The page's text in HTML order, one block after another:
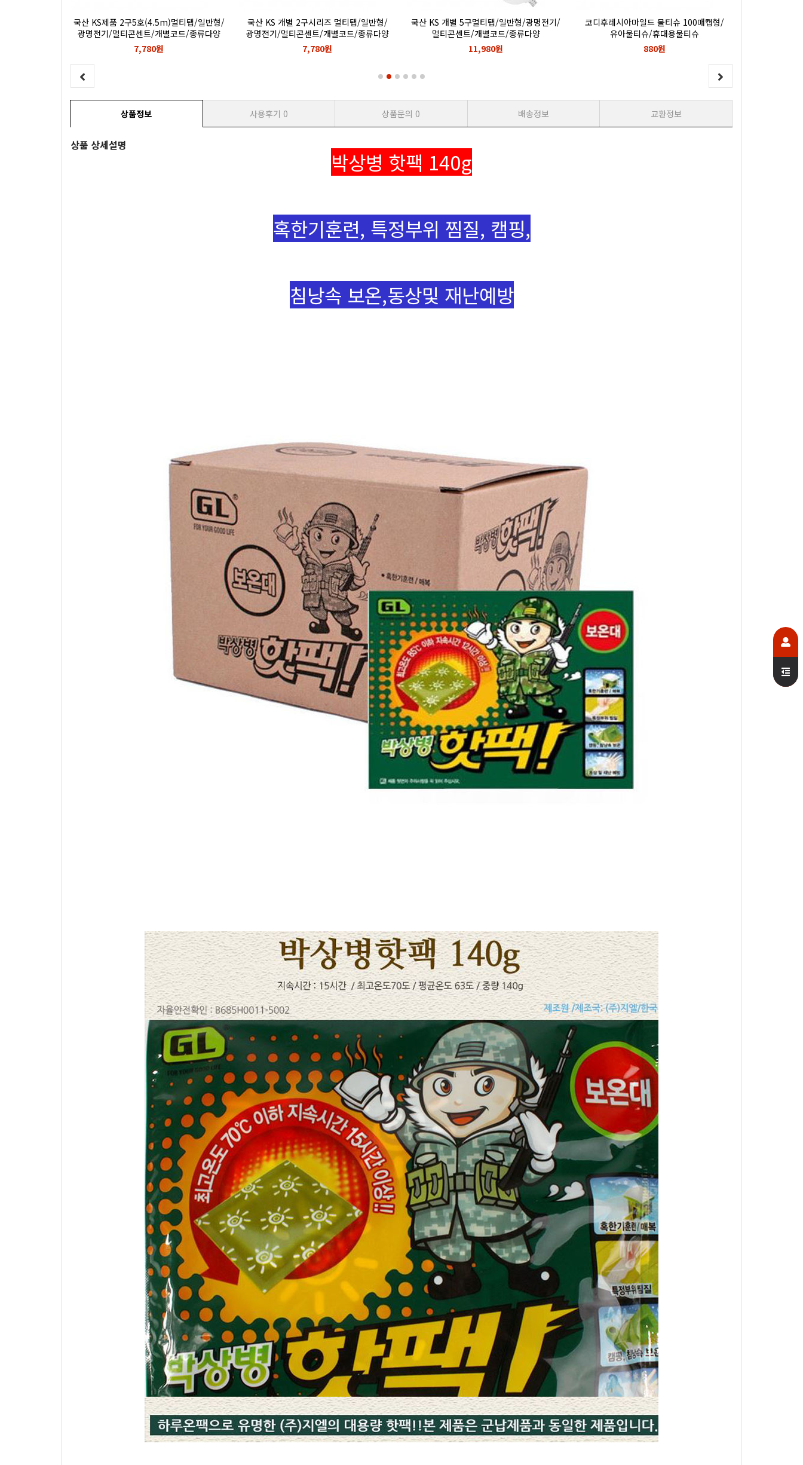
국산 KS제품 2구5호(4.5m)멀티탭/일반형/
광명전기/멀티콘센트/개별코드/종류다양
7,780원
국산 KS 개별 2구시리즈 멀티탭/일반형/
광명전기/멀티콘센트/개별코드/종류다양
7,780원
국산 KS 개별 5구멀티탭/일반형/광명전기/
멀티콘센트/개별코드/종류다양
11,980원
코디후레시아마일드 물티슈 100매캡형/
유아물티슈/휴대용물티슈
880원
상품정보 사용후기 0 상품문의 0 배송정보 교환정보
상품 상세설명
박상병 핫팩 140g
혹한기훈련, 특정부위 찜질, 캠핑,
침낭속 보온,동상및 재난예방​